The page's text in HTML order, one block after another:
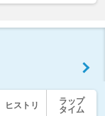
ヒストリ
ラップ
タイム